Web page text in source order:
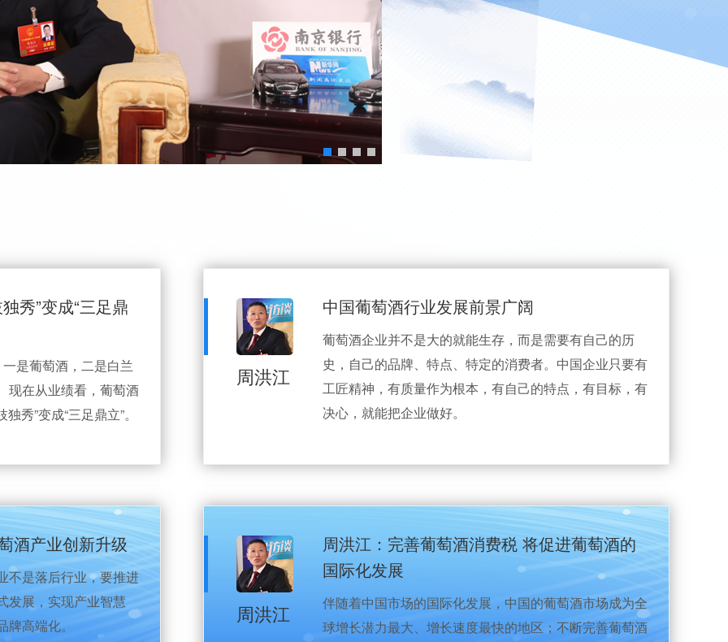
秀”变成“三足鼎
是葡萄酒，二是白兰
现在从业绩看，葡萄酒
秀”变成“三足鼎立”。
周洪江
中国葡萄酒行业发展前景广阔
葡萄酒企业并不是大的就能生存，而是需要有自己的历
史，自己的品牌、特点、特定的消费者。中国企业只要有
工匠精神，有质量作为根本，有自己的特点，有目标，有
决心，就能把企业做好。
酒产业创新升级
不是落后行业，要推进
发展，实现产业智慧
高端化。
周洪江
周洪江：完善葡萄酒消费税 将促进葡萄酒的
国际化发展
伴随着中国市场的国际化发展，中国的葡萄酒市场成为全
球增长潜力最大、增长速度最快的地区；不断完善葡萄酒